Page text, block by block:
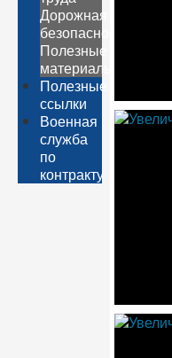
Дорожная
безопасность
Полезные
материалы
Полезные
ссылки
Военная
служба
по
контракту